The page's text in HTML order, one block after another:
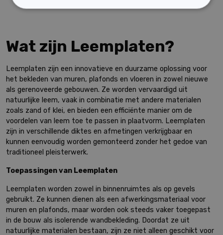
Wat zijn Leemplaten?
Leemplaten zijn een innovatieve en duurzame oplossing voor
het bekleden van muren, plafonds en vloeren in zowel nieuwe
als gerenoveerde gebouwen. Ze worden vervaardigd uit
natuurlijke leem, vaak in combinatie met andere materialen
zoals zand of klei, en bieden een efficiënte manier om de
voordelen van leem toe te passen in plaatvorm. Leemplaten
zijn in verschillende diktes en afmetingen verkrijgbaar en
kunnen eenvoudig worden gemonteerd zonder het gedoe van
traditioneel pleisterwerk.
Toepassingen van Leemplaten
Leemplaten worden zowel in binnenruimtes als op gevels
gebruikt. Ze kunnen dienen als een afwerkingsmateriaal voor
muren en plafonds, maar worden ook steeds vaker toegepast
in de bouw als isolerende wandbekleding. Doordat ze uit
natuurlijke materialen bestaan, zijn ze niet alleen geschikt voor